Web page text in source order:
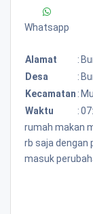
Whatsapp
Alamat :
Desa
:
Kecamatan :
Waktu
:
rumah makan
rb saja dengan
masuk